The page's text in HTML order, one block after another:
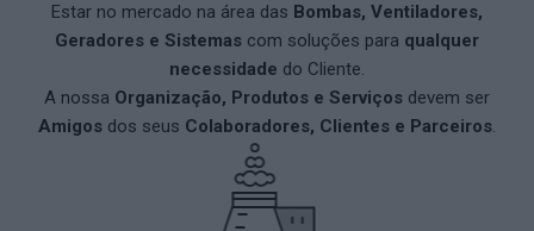
Estar no mercado na área das Bombas, Ventiladores,
Geradores e Sistemas com soluções para qualquer
necessidade do Cliente.
A nossa Organização, Produtos e Serviços devem ser
Amigos dos seus Colaboradores, Clientes e Parceiros.